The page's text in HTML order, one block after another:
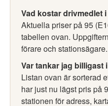
Vad kostar drivmedlet
Aktuella priser på 95
tabellen ovan.
förare och
Var tankar jag billigast
Listan ovan är sorterad
har just nu lägst pris på
stationen för adress,